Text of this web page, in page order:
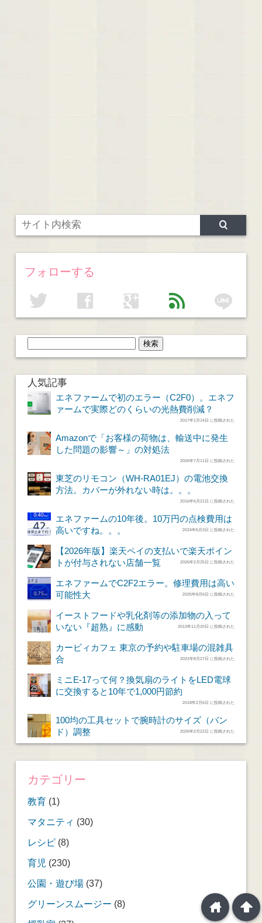
フォローする
twitter facebook google feed line
人気記事
エネファームで初のエラー（C2F0）。エネフ
ァームで実際どのくらいの光熱費削減？
2017年1月14日 に投稿された
Amazonで「お客様の荷物は、輸送中に発生
した問題の影響～」の対処法
2026年7月11日 に投稿された
東芝のリモコン（WH-RA01EJ）の電池交換
方法。カバーが外れない時は。。。
2016年6月21日 に投稿された
エネファームの10年後。10万円の点検費用は
高いですね。。。
2024年6月3日 に投稿された
【2026年版】楽天ペイの支払いで楽天ポイン
トが付与されない店舗一覧
2026年2月25日 に投稿された
エネファームでC2F2エラー。修理費用は高い
可能性大
2025年8月6日 に投稿された
イーストフードや乳化剤等の添加物の入って
いない『超熟』に感動
2013年11月20日 に投稿された
カービィカフェ 東京の予約や駐車場の混雑具
合
2022年8月27日 に投稿された
ミニE-17って何？換気扇のライトをLED電球
に交換すると10年で1,000円節約
2018年2月6日 に投稿された
100均の工具セットで腕時計のサイズ（バン
ド）調整
2026年2月22日 に投稿された
カテゴリー
教育(1)
マタニティ (30)
レシピ(8)
育児 (230)
公園・遊び場(37)
グリーンスムージー (8)
arrowup
home